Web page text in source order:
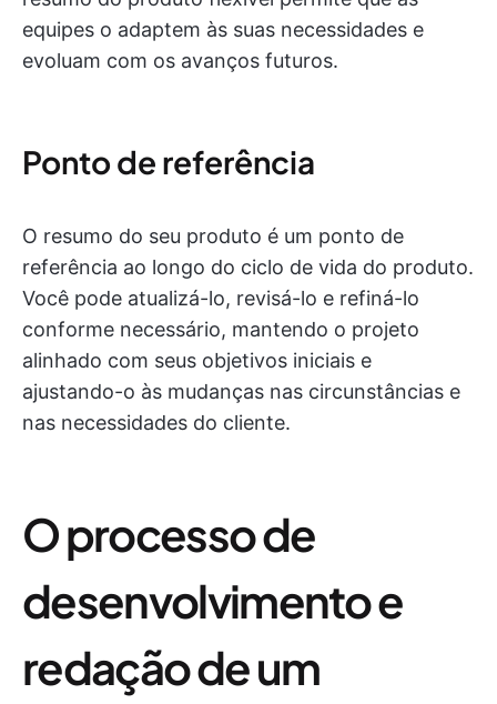
equipes o adaptem às suas necessidades e
evoluam com os avanços futuros.
Ponto de referência
O resumo do seu produto é um ponto de
referência ao longo do ciclo de vida do produto.
Você pode atualizá-lo, revisá-lo e refiná-lo
conforme necessário, mantendo o projeto
alinhado com seus objetivos iniciais e
ajustando-o às mudanças nas circunstâncias e
nas necessidades do cliente.
O processo de
desenvolvimento e
redação de um